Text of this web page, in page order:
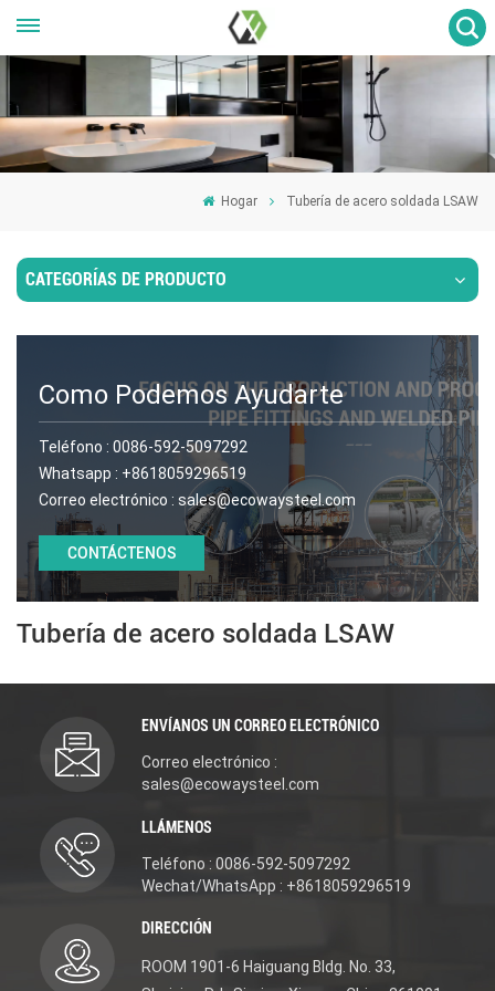
Hogar Tubería de acero soldada LSAW
CATEGORÍAS DE PRODUCTO
Como Podemos Ayudarte
Teléfono : 0086-592-5097292
Whatsapp : +8618059296519
Correo electrónico : sales@ecowaysteel.com
CONTÁCTENOS
Tubería de acero soldada LSAW
ENVÍANOS UN CORREO ELECTRÓNICO
Correo electrónico :
sales@ecowaysteel.com
LLÁMENOS
Teléfono : 0086-592-5097292
Wechat/WhatsApp : +8618059296519
DIRECCIÓN
ROOM 1901-6 Haiguang Bldg. No. 33,